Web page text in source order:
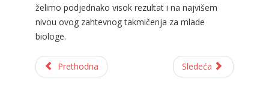
želimo podjednako visok rezultat i na najvišem
nivou ovog zahtevnog takmičenja za mlade
biologe.
Prethodna Sledeća